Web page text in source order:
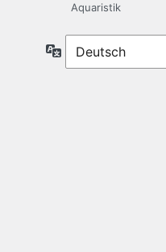
Aquaristik
Sprache